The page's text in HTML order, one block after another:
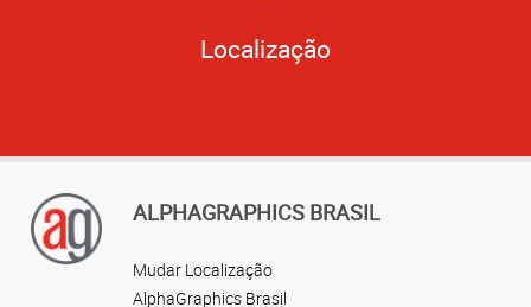
Localização
ALPHAGRAPHICS BRASIL
Mudar Localização
AlphaGraphics Brasil